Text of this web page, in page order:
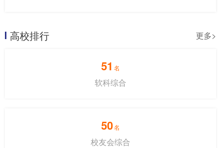
高校排行 更多>
51 名
软科综合
50名
校友会综合